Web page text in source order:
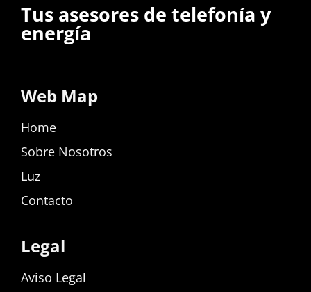
Tus asesores de telefonía y
energía
Web Map
Home
Sobre Nosotros
Luz
Contacto
Legal
Aviso Legal